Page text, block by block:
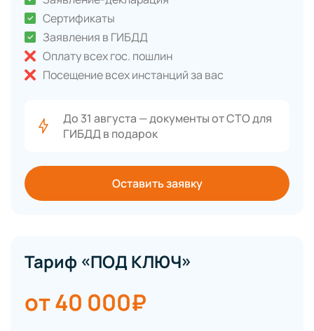
Сертификаты
Заявления в ГИБДД
Оплату всех гос. пошлин
Посещение всех инстанций за вас
До 31 августа — документы от СТО для
ГИБДД в подарок
Оставить заявку
Тариф «ПОД КЛЮЧ»
от 40 000₽